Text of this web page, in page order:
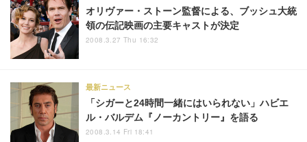
オリヴァー・ストーン監督による、ブッシュ大統
領の伝記映画の主要キャストが決定
2008.3.27 Thu 16:32
「シガーと24時間一緒にはいられない」ハビエ
ル・バルデム『ノーカントリー』を語る
最新ニュース
2008.3.14 Fri 18:41